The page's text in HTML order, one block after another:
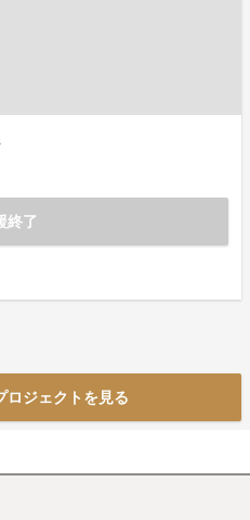
終了
ロジェクトを見る